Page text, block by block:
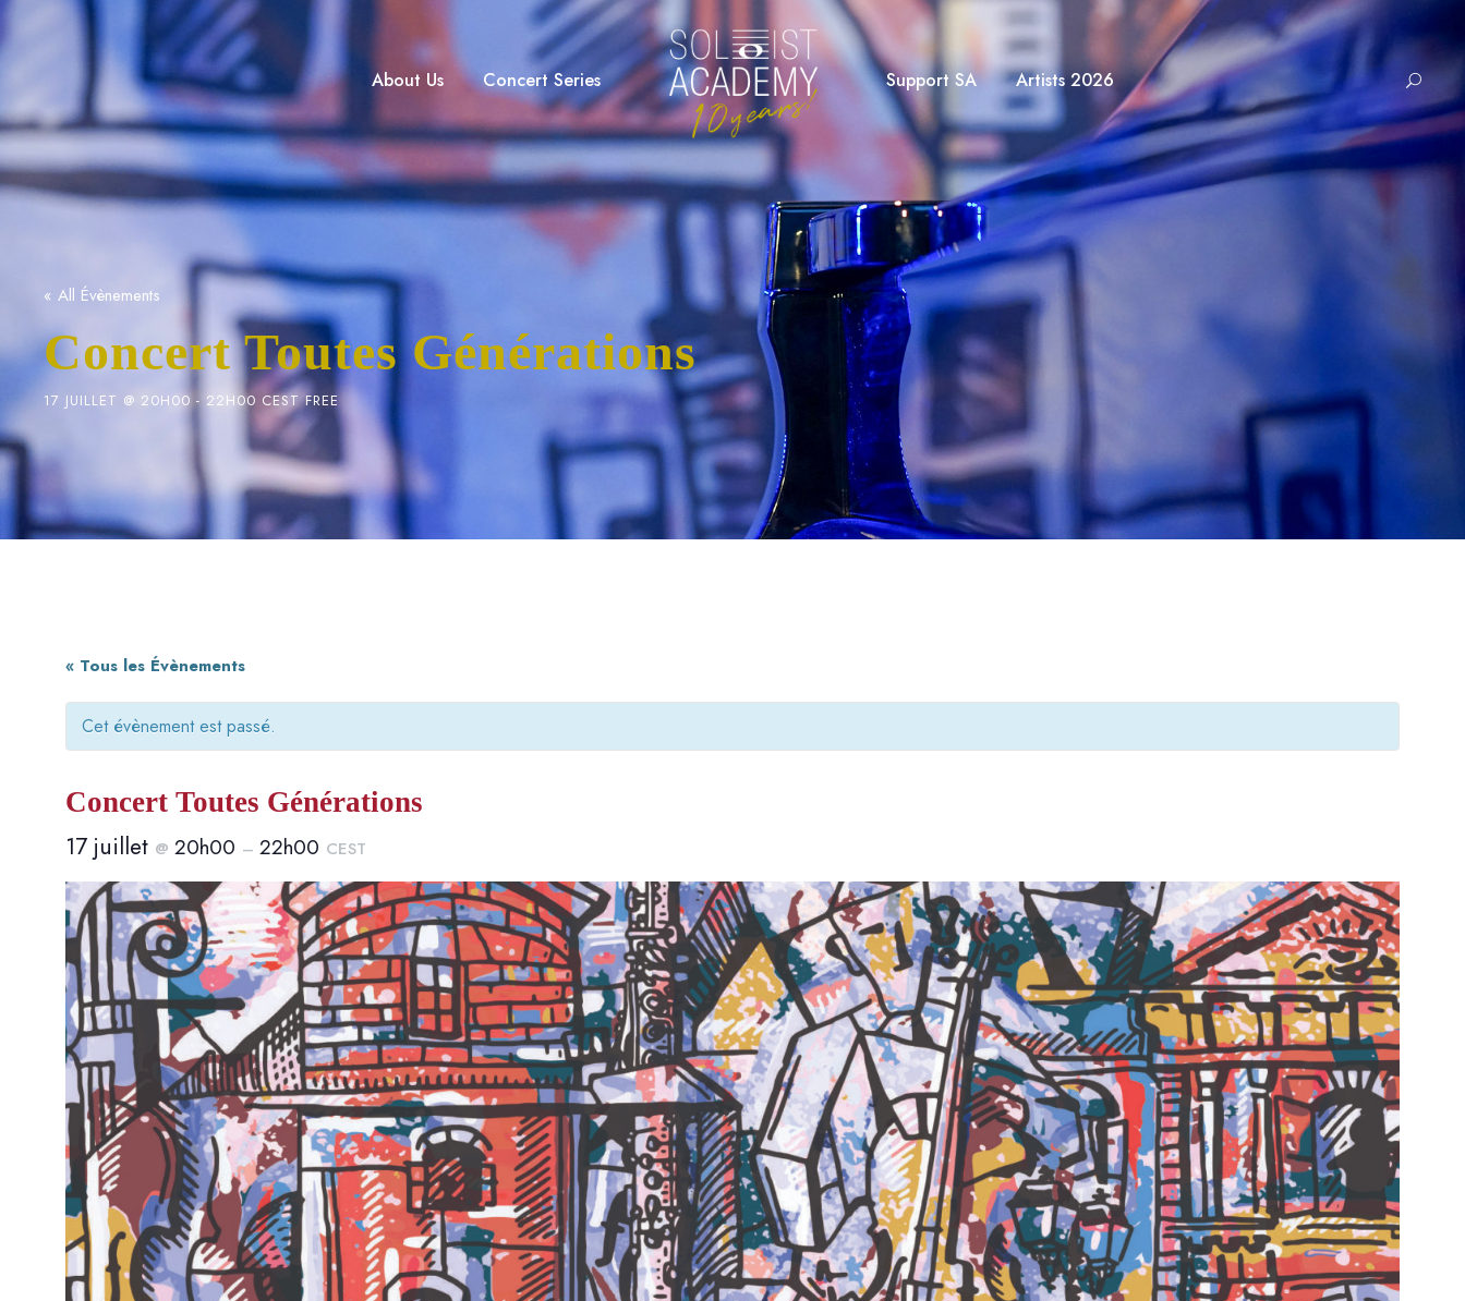
About Us Concert Series Support SA Artists 2026
« All Évènements
Concert Toutes Générations
17 JUILLET @ 20H00 - 22H00 CESTFREE
« Tous les Évènements
Cet évènement est passé.
Concert Toutes Générations
17 juillet @ 20h00 – 22h00 CEST